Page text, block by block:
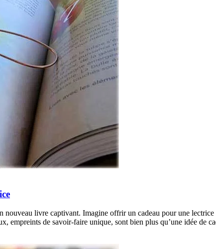
nouveau livre captivant. Imagine offrir un cadeau pour une
empreints de savoir-faire unique, sont bien plus qu’une idée de